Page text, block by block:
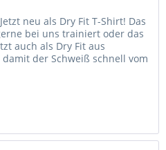
neu als Dry Fit T-Shirt! Das
bei uns trainiert oder das
auch als Dry Fit aus
der Schweiß schnell vom